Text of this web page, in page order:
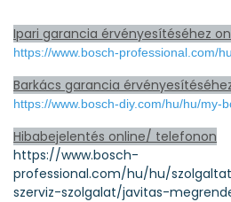
Ipari garancia érvényesítéséhez
https://www.bosch-professional.com/
Barkács garancia
https://www.bosch-diy.com/hu/hu/my-
Hibabejelentés online/ telefonon
https://www.bosch-
professional.com/hu/hu/
szerviz-szolgalat/javitas-